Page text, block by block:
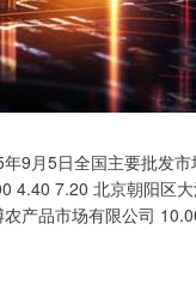
年9月5日全国主要批发
4.40 7.20 北京朝阳区
产品市场有限公司
14110.12 -